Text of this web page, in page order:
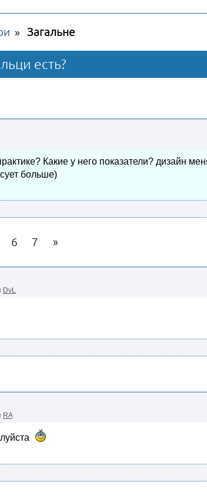
» Загальне
есть?
Какие у него показатели? дизайн
больше)
6 7
DvL
RA